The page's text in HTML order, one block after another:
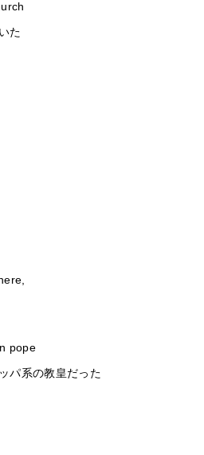
た
pope
パ系の教皇だった